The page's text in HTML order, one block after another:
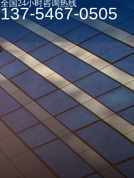
全国24小时咨询热线
137-5467-0505